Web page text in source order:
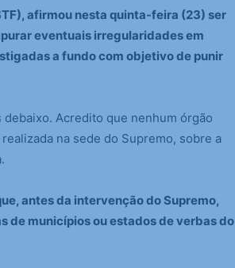
afirmou nesta quinta-feira (23) ser
eventuais irregularidades em
a fundo com objetivo de punir
Acredito que nenhum órgão
na sede do Supremo, sobre a
antes da intervenção do Supremo,
de municípios ou estados de verbas do